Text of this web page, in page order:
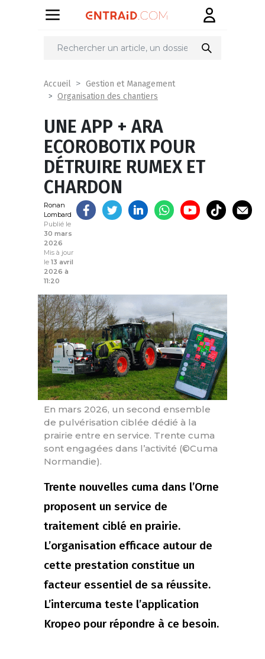
Partager
Accueil
Gestion et Management
Organisation des chantiers
UNE APP + ARA
ECOROBOTIX POUR
DÉTRUIRE RUMEX ET
CHARDON
Ronan
Lombard
Publié le
30 mars
2026
Mis à jour
le 13 avril
2026 à
11:20
En mars 2026, un second ensemble
de pulvérisation ciblée dédié à la
prairie entre en service. Trente cuma
sont engagées dans l’activité (©Cuma
Normandie).
Trente nouvelles cuma dans l’Orne
proposent un service de
traitement ciblé en prairie.
L’organisation efficace autour de
cette prestation constitue un
facteur essentiel de sa réussite.
L’intercuma teste l’application
Kropeo pour répondre à ce besoin.